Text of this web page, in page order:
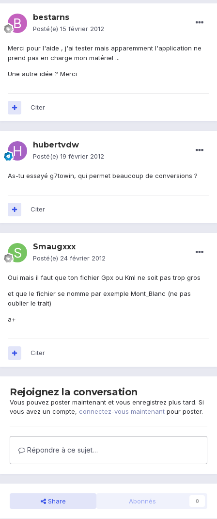
bestarns
Posté(e) 15 février 2012
Merci pour l'aide , j'ai tester mais apparemment l'application ne
prend pas en charge mon matériel ...
Une autre idée ? Merci
Citer
hubertvdw
Posté(e) 19 février 2012
As-tu essayé g7towin, qui permet beaucoup de conversions ?
Citer
Smaugxxx
Posté(e) 24 février 2012
Oui mais il faut que ton fichier Gpx ou Kml ne soit pas trop gros
et que le fichier se nomme par exemple Mont_Blanc (ne pas
oublier le trait)
a+
Citer
Rejoignez la conversation
Vous pouvez poster maintenant et vous enregistrez plus tard. Si
vous avez un compte, connectez-vous maintenant pour poster.
Répondre à ce sujet…
Share Abonnés 0